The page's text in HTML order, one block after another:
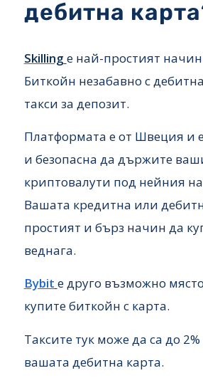
дебитна
Skilling е най-простият
Биткойн незабавно с
такси за депозит.
Платформата е от Швеция и
и безопасна да държите
криптовалути под нейния
Вашата кредитна или
простият и бърз начин да
веднага.
Bybit е друго възможно
купите биткойн с карта.
Таксите тук може да са до
вашата дебитна карта.